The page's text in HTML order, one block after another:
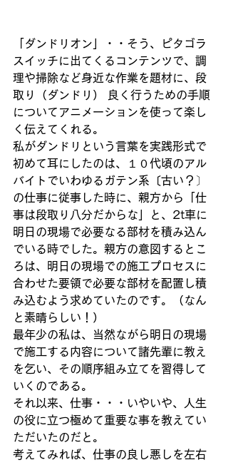
「ダンドリオン」・・そう、ピタゴラ
スイッチに出てくるコンテンツで、調
理や掃除など身近な作業を題材に、段
取り（ダンドリ） 良く行うための手順
についてアニメーションを使って楽し
く伝えてくれる。
私がダンドリという言葉を実践形式で
初めて耳にしたのは、１０代頃のアル
バイトでいわゆるガテン系〔古い？〕
の仕事に従事した時に、親方から「仕
事は段取り八分だからな」と、2t車に
明日の現場で必要なる部材を積み込ん
でいる時でした。親方の意図するとこ
ろは、明日の現場での施工プロセスに
合わせた要領で必要な部材を配置し積
み込むよう求めていたのです。（なん
と素晴らしい！）
最年少の私は、当然ながら明日の現場
で施工する内容について諸先輩に教え
を乞い、その順序組み立てを習得して
いくのである。
それ以来、仕事・・・いやいや、人生
の役に立つ極めて重要な事を教えてい
ただいたのだと。
考えてみれば、仕事の良し悪しを左右